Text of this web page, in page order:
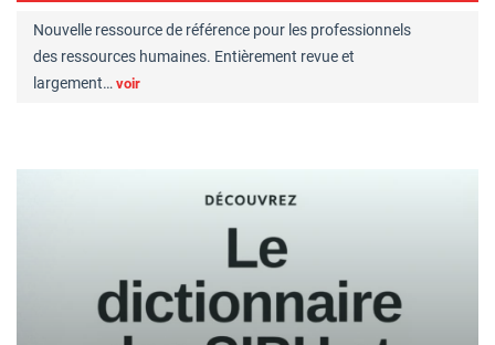
référence pour les professionnels
Entièrement revue et
Great Place to Work® : sept
RH reconnues. FBD,